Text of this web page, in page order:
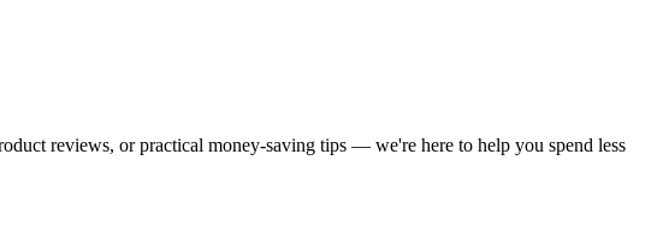
reviews, or practical money-saving tips — we're here to help you spend less